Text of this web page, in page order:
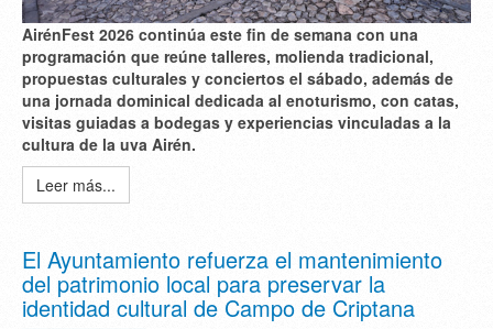
AirénFest 2026 continúa este fin de semana con una
programación que reúne talleres, molienda tradicional,
propuestas culturales y conciertos el sábado, además de
una jornada dominical dedicada al enoturismo, con catas,
visitas guiadas a bodegas y experiencias vinculadas a la
cultura de la uva Airén.
Leer más...
El Ayuntamiento refuerza el mantenimiento
del patrimonio local para preservar la
identidad cultural de Campo de Criptana